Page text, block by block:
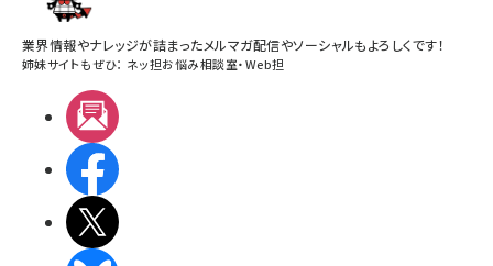
業界情報やナレッジが詰まったメルマガ配信やソーシャルもよろしくです！
姉妹サイトもぜひ： ネッ担お悩み相談室・Web担